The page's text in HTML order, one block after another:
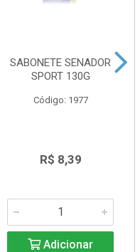
SABONETE SENADOR
SPORT 130G
Código: 1977
R$ 8,39
Adicionar